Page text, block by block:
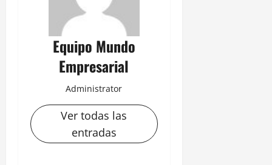
Equipo Mundo
Empresarial
Administrator
Ver todas las
entradas